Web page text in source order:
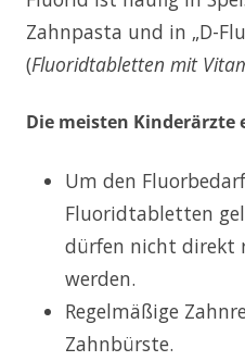
Zahnpasta und in „D-
(Fluoridtabletten mit
Die meisten Kinderärzte
Um den
Fluoridtabletten
dürfen nicht direkt
werden.
Regelmäßige
Zahnbürste.